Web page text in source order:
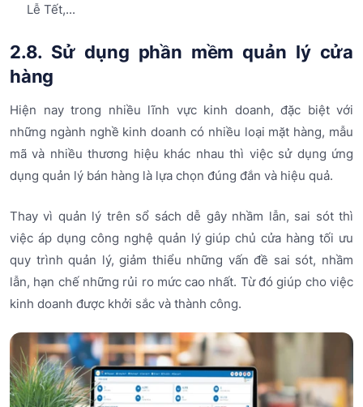
Lễ Tết,...
2.8. Sử dụng phần mềm quản lý cửa
hàng
Hiện nay trong nhiều lĩnh vực kinh doanh, đặc biệt với
những ngành nghề kinh doanh có nhiều loại mặt hàng, mẫu
mã và nhiều thương hiệu khác nhau thì việc sử dụng ứng
dụng quản lý bán hàng là lựa chọn đúng đắn và hiệu quả.
Thay vì quản lý trên sổ sách dễ gây nhầm lẫn, sai sót thì
việc áp dụng công nghệ quản lý giúp chủ cửa hàng tối ưu
quy trình quản lý, giảm thiểu những vấn đề sai sót, nhầm
lẫn, hạn chế những rủi ro mức cao nhất. Từ đó giúp cho việc
kinh doanh được khởi sắc và thành công.